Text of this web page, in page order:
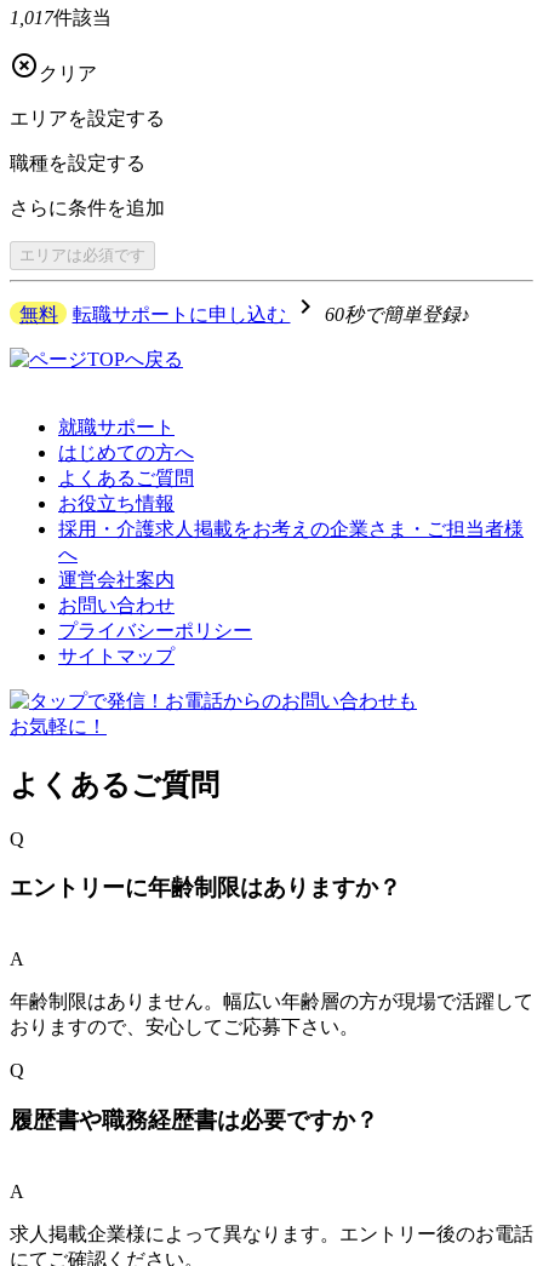
1,017件該当
 クリア
エリアを設定する
職種を設定する
さらに条件を追加
エリアは必須です
無料 転職サポートに申し込む navigate_next 60秒で簡単登録♪
就職サポート
はじめての方へ
よくあるご質問
お役立ち情報
採用・介護求人掲載をお考えの企業さま・ご担当者様
へ
運営会社案内
お問い合わせ
プライバシーポリシー
サイトマップ
よくあるご質問
Q
エントリーに年齢制限はありますか？
A
年齢制限はありません。幅広い年齢層の方が現場で活躍して
おりますので、安心してご応募下さい。
Q
履歴書や職務経歴書は必要ですか？
A
求人掲載企業様によって異なります。エントリー後のお電話
にてご確認ください。